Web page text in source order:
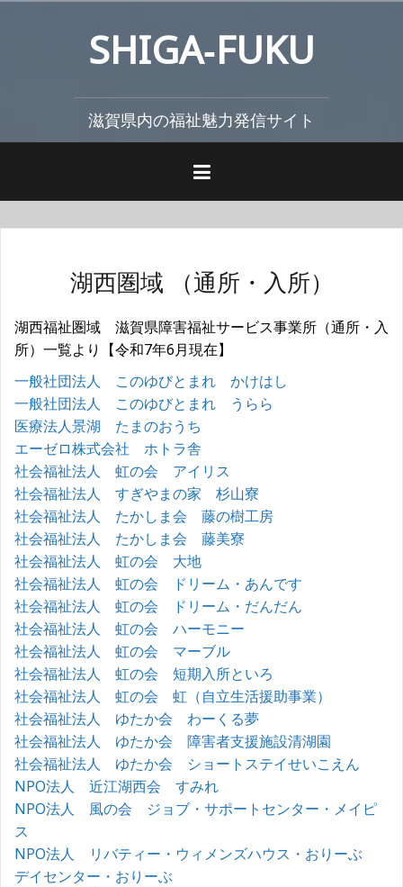
ス
SHIGA‐FUKU
滋賀県内の福祉魅力発信サイト
湖西圏域 （通所・入所）
湖西福祉圏域 滋賀県障害福祉サービス事業所（通所・入
所）一覧より【令和7年6月現在】
一般社団法人 このゆびとまれ かけはし
一般社団法人 このゆびとまれ うらら
医療法人景湖 たまのおうち
エーゼロ株式会社 ホトラ舎
社会福祉法人 虹の会 アイリス
社会福祉法人 すぎやまの家 杉山寮
社会福祉法人 たかしま会 藤の樹工房
社会福祉法人 たかしま会 藤美寮
社会福祉法人 虹の会 大地
社会福祉法人 虹の会 ドリーム・あんです
社会福祉法人 虹の会 ドリーム・だんだん
社会福祉法人 虹の会 ハーモニー
社会福祉法人 虹の会 マーブル
社会福祉法人 虹の会 短期入所といろ
社会福祉法人 虹の会 虹（自立生活援助事業）
社会福祉法人 ゆたか会 わーくる夢
社会福祉法人 ゆたか会 障害者支援施設清湖園
社会福祉法人 ゆたか会 ショートステイせいこえん
NPO法人 近江湖西会 すみれ
NPO法人 風の会 ジョブ・サポートセンター・メイピ
ス
NPO法人 リバティー・ウィメンズハウス・おりーぶ
デイセンター・おりーぶ